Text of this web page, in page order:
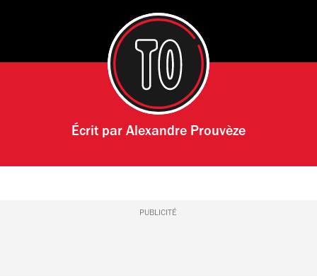
Écrit par Alexandre Prouvèze
PUBLICITÉ